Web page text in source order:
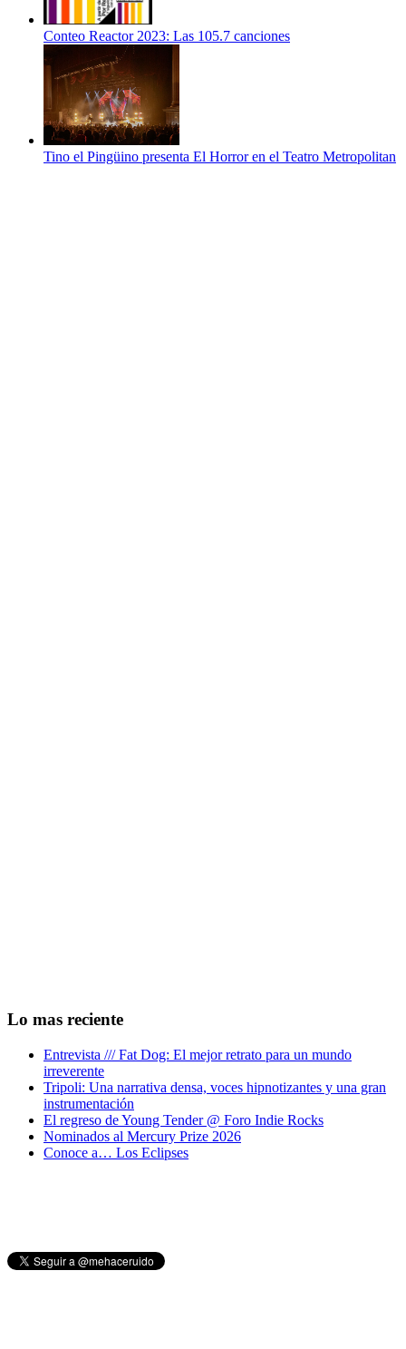
Conteo Reactor 2023: Las 105.7 canciones
Tino el Pingüino presenta El Horror en el Teatro Metropolitan
Lo mas reciente
Entrevista /// Fat Dog: El mejor retrato para un mundo
irreverente
Tripoli: Una narrativa densa, voces hipnotizantes y una gran
instrumentación
El regreso de Young Tender @ Foro Indie Rocks
Nominados al Mercury Prize 2026
Conoce a… Los Eclipses